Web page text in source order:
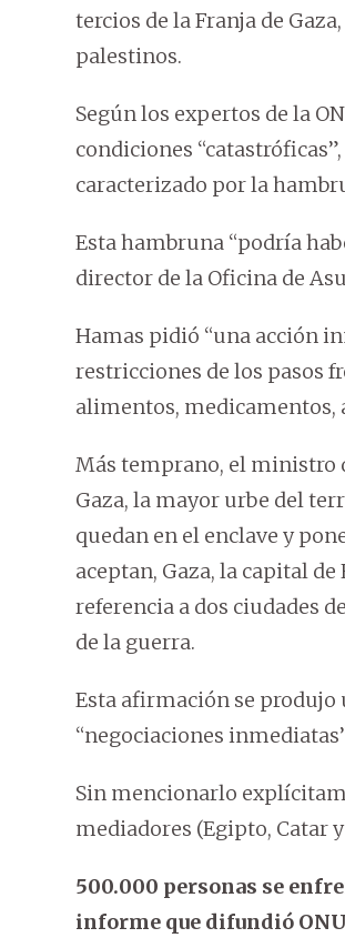
tercios de la Franja de
palestinos.
Según los expertos de la
condiciones
caracterizado por la
Esta hambruna “podría
director de la Oficina de
Hamas pidió “una acción
restricciones de los pasos
alimentos, medicamentos,
Más temprano, el ministro
Gaza, la mayor urbe del
quedan en el enclave y
aceptan, Gaza, la capital
referencia a dos ciudades
de la guerra.
Esta afirmación se produjo
“negociaciones
Sin mencionarlo
mediadores (Egipto, Catar
500.000 personas se
informe que difundió